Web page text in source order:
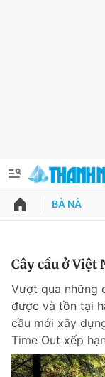
QUẢNG CÁO
Chuyên mục
Chuyên mục khác
Chào ngày mới
Thông tin tài
Đổi mật khẩu
Tin đã lưu
Tin đã xem
BÀ NÀ
Cây cầu ở Việt
Vượt qua những
được và tồn tại
cầu mới xây
Time Out xếp